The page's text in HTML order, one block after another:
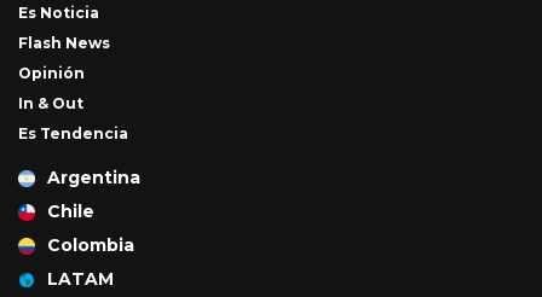
Es Noticia
Flash News
Opinión
In & Out
Es Tendencia
Argentina
Chile
Colombia
LATAM